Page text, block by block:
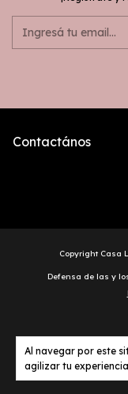
Al navegar por este
agilizar tu
Contactános
Copyright Casa
Defensa de las y